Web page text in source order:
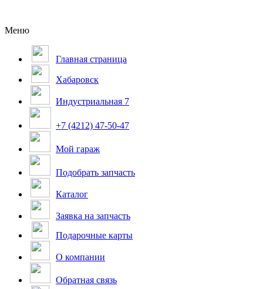
Меню
Главная страница
Хабаровск
Индустриальная 7
+7 (4212) 47-50-47
Мой гараж
Подобрать запчасть
Каталог
Заявка на запчасть
Подарочные карты
О компании
Обратная связь